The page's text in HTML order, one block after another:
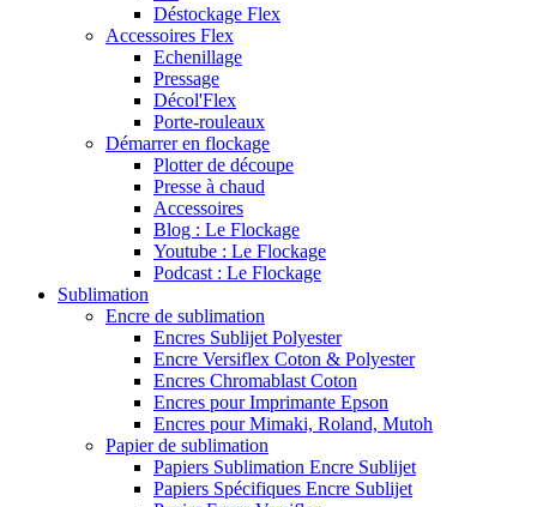
Déstockage Flex
Accessoires Flex
Echenillage
Pressage
Décol'Flex
Porte-rouleaux
Démarrer en flockage
Plotter de découpe
Presse à chaud
Accessoires
Blog : Le Flockage
Youtube : Le Flockage
Podcast : Le Flockage
Sublimation
Encre de sublimation
Encres Sublijet Polyester
Encre Versiflex Coton & Polyester
Encres Chromablast Coton
Encres pour Imprimante Epson
Encres pour Mimaki, Roland, Mutoh
Papier de sublimation
Papiers Sublimation Encre Sublijet
Papiers Spécifiques Encre Sublijet